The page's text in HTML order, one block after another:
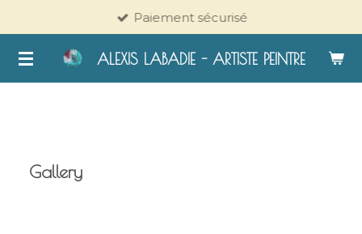
contenu
principal
ALEXIS LABADIE - ARTISTE PEINTRE
Paiement sécurisé
Gallery